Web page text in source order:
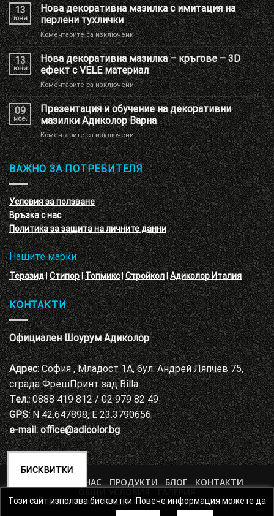
брандиране
на
Шоу
РУМ
Адиколор
13
юни
Нова декоративна мазилка с имитация на
перлени тухлички
Коментарите са изключениза
Нова
декоративна
мазилка
с
имитация
на
перлени
тухлички
13
юни
Нова декоративна мазилка – кръгове – 3D
ефект с VELE материал
Коментарите са изключениза
Нова
декоративна
мазилка
–
кръгове
–
3D
ефект
с
VELE
материал
09
ное.
Презентация и обучение на декоративни
мазилки Адиколор Варна
Коментарите са изключениза
Презентация
и
обучение
на
декоративни
мазилки
Адиколор
Варна
ВАЖНО ЗА ПОТРЕБИТЕЛЯ
Условия за ползване
Връзка с нас
Политика за защита на личните данни
Нашите марки
Теразид|Стипор|Топмикс|Стройкол|Адиколор Италия
КОНТАКТИ
Официален Шоурум Адиколор
Адрес:София , Младост 1А, бул. Андрей Ляпчев 75,
сграда ФрешПринт зад Billa
Тел.:0888 419 812 / 02 979 82 49
GPS:N 42.647898, E 23.3790656
e-mail: office@adicolor.bg
ЗА НАС ПРОДУКТИ БЛОГ
КОНТАКТИ
ОБЩИ УСЛОВИЯ
ГАЛЕРИЯ
ПОЛИТИКА ЗА ЗАЩИТА НА ЛИЧНИТЕ ДАННИ
БИСКВИТКИ
Този сайт използва бисквитки. Повече информация можете да